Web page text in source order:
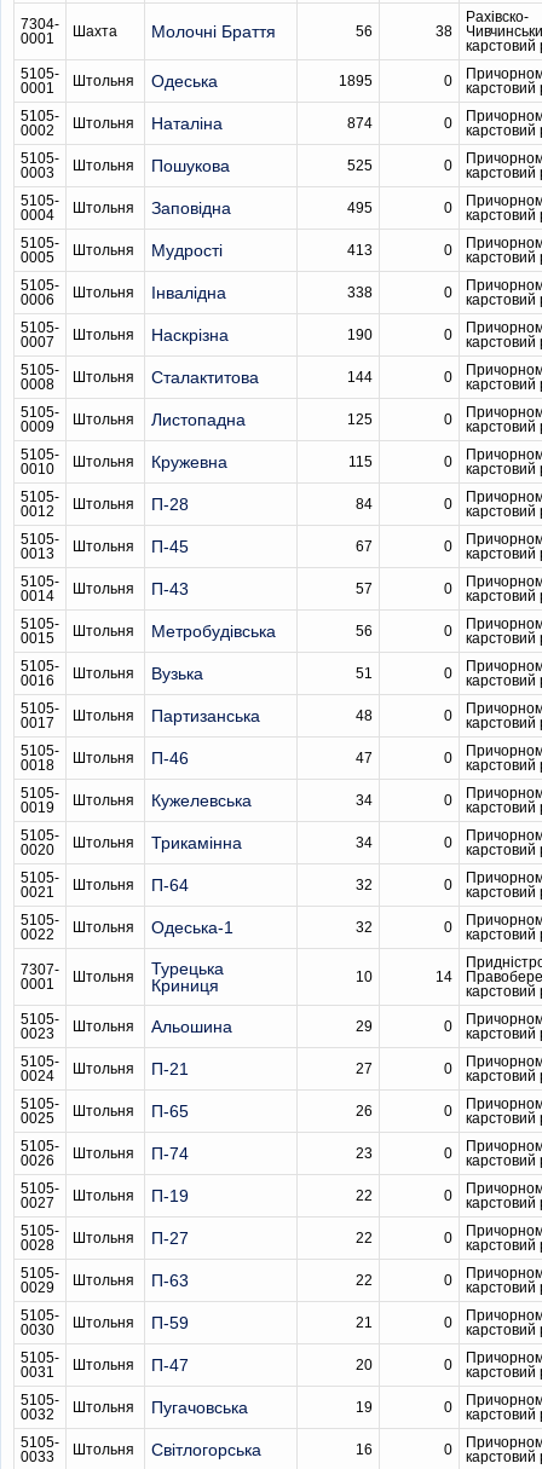
7304-
0001
Шахта Молочні Браття 56 38
Рахівско-
карстовий
5105-
0001
Штольня Одеська 1895 0
карстовий
5105-
0002
Штольня Наталіна 874 0
карстовий
5105-
0003
Штольня Пошукова 525 0
карстовий
5105-
0004
Штольня Заповідна 495 0
карстовий
5105-
0005
Штольня Мудрості 413 0
карстовий
5105-
0006
Штольня Інвалідна 338 0
карстовий
5105-
0007
Штольня Наскрізна 190 0
карстовий
5105-
0008
Штольня Сталактитова 144 0
карстовий
5105-
0009
Штольня Листопадна 125 0
карстовий
5105-
0010
Штольня Кружевна 115 0
карстовий
5105-
0012
Штольня П-28 84 0
карстовий
5105-
0013
Штольня П-45 67 0
карстовий
5105-
0014
Штольня П-43 57 0
карстовий
5105-
0015
Штольня Метробудівська 56 0
карстовий
5105-
0016
Штольня Вузька 51 0
карстовий
5105-
0017
Штольня Партизанська 48 0
карстовий
5105-
0018
Штольня П-46 47 0
карстовий
5105-
0019
Штольня Кужелевська 34 0
карстовий
5105-
0020
Штольня Трикамінна 34 0
карстовий
5105-
0021
Штольня П-64 32 0
карстовий
5105-
0022
Штольня Одеська-1 32 0
карстовий
7307-
0001
Штольня
Турецька
Криниця
10 14
карстовий
5105-
0023
Штольня Альошина 29 0
карстовий
5105-
0024
Штольня П-21 27 0
карстовий
5105-
0025
Штольня П-65 26 0
карстовий
5105-
0026
Штольня П-74 23 0
карстовий
5105-
0027
Штольня П-19 22 0
карстовий
5105-
0028
Штольня П-27 22 0
карстовий
5105-
0029
Штольня П-63 22 0
карстовий
5105-
0030
Штольня П-59 21 0
карстовий
5105-
0031
Штольня П-47 20 0
карстовий
5105-
0032
Штольня Пугачовська 19 0
карстовий
5105-
0033
Штольня Світлогорська 16 0
карстовий